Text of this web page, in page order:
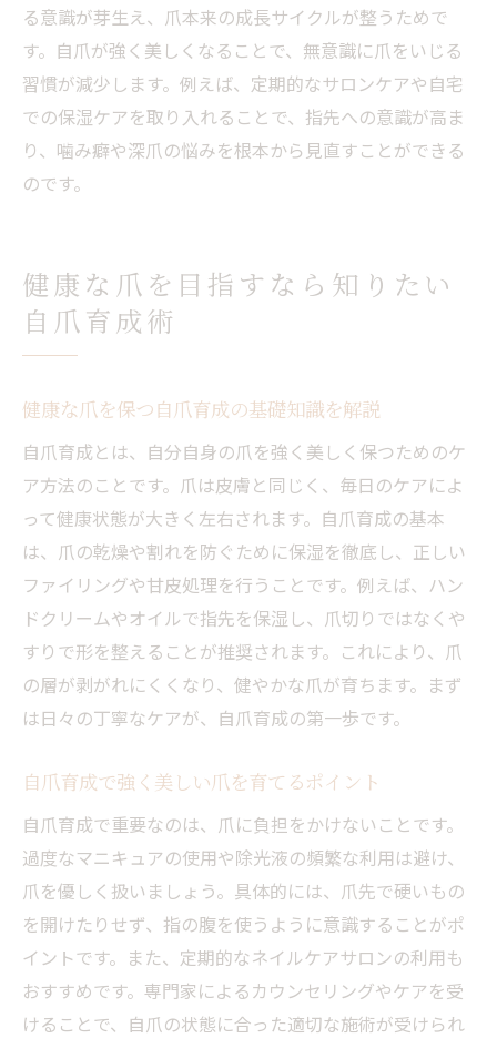
る意識が芽生え、爪本来の成長サイクルが整うためで
す。自爪が強く美しくなることで、無意識に爪をいじる
習慣が減少します。例えば、定期的なサロンケアや自宅
での保湿ケアを取り入れることで、指先への意識が高ま
り、噛み癖や深爪の悩みを根本から見直すことができる
のです。
健康な爪を目指すなら知りたい
自爪育成術
健康な爪を保つ自爪育成の基礎知識を解説
自爪育成とは、自分自身の爪を強く美しく保つためのケ
ア方法のことです。爪は皮膚と同じく、毎日のケアによ
って健康状態が大きく左右されます。自爪育成の基本
は、爪の乾燥や割れを防ぐために保湿を徹底し、正しい
ファイリングや甘皮処理を行うことです。例えば、ハン
ドクリームやオイルで指先を保湿し、爪切りではなくや
すりで形を整えることが推奨されます。これにより、爪
の層が剥がれにくくなり、健やかな爪が育ちます。まず
は日々の丁寧なケアが、自爪育成の第一歩です。
自爪育成で強く美しい爪を育てるポイント
自爪育成で重要なのは、爪に負担をかけないことです。
過度なマニキュアの使用や除光液の頻繁な利用は避け、
爪を優しく扱いましょう。具体的には、爪先で硬いもの
を開けたりせず、指の腹を使うように意識することがポ
イントです。また、定期的なネイルケアサロンの利用も
おすすめです。専門家によるカウンセリングやケアを受
けることで、自爪の状態に合った適切な施術が受けられ